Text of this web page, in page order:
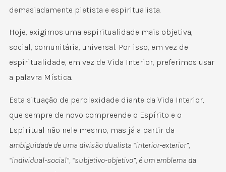
demasiadamente pietista e espiritualista.
Hoje, exigimos uma espiritualidade mais objetiva,
social, comunitária, universal. Por isso, em vez de
espiritualidade, em vez de Vida Interior, preferimos usar
a palavra Mística.
Esta situação de perplexidade diante da Vida Interior,
que sempre de novo compreende o Espírito e o
Espiritual não nele mesmo, mas já a partir da
ambiguidade de uma divisão dualista “interior-exterior”,
“individual-social”, “subjetivo-objetivo”, é um emblema da